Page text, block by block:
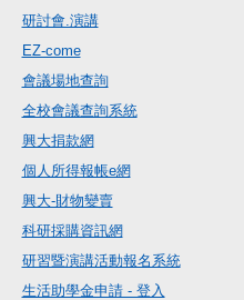
研討會.演講
EZ-come
會議場地查詢
全校會議查詢系統
興大捐款網
個人所得報帳e網
興大-財物變賣
科研採購資訊網
研習暨演講活動報名系統
生活助學金申請 - 登入